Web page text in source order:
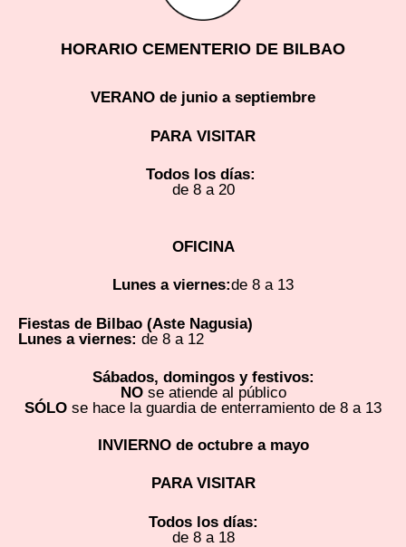
HORARIO CEMENTERIO DE BILBAO
VERANO de junio a septiembre
PARA VISITAR
Todos los días:
de 8 a 20
OFICINA
Lunes a viernes:de 8 a 13
Fiestas de Bilbao (Aste Nagusia)
Lunes a viernes: de 8 a 12
Sábados, domingos y festivos:
NOse atiende al público
SÓLO se hace la guardia de enterramiento de 8 a 13
INVIERNO de octubre a mayo
PARA VISITAR
Todos los días:
de 8 a 18